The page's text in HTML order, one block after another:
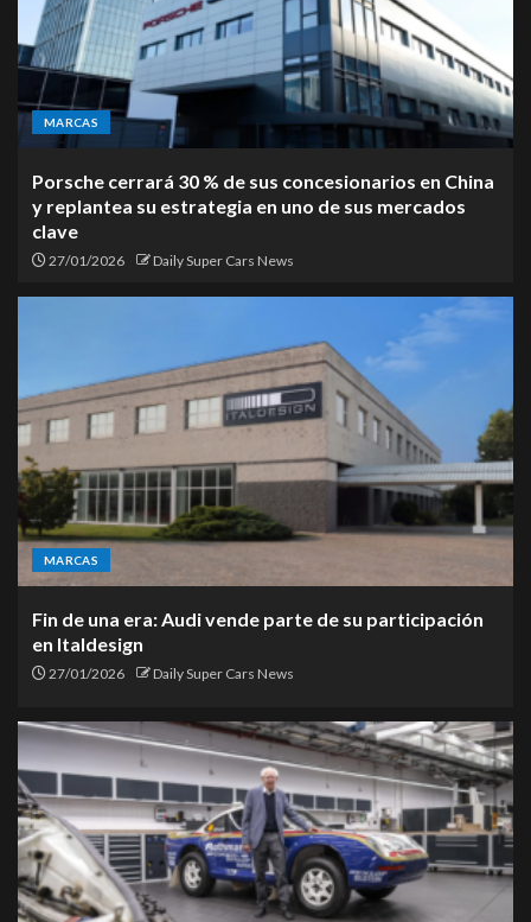
MARCAS
Porsche cerrará 30 % de sus concesionarios en China
y replantea su estrategia en uno de sus mercados
clave
27/01/2026 Daily Super Cars News
MARCAS
Fin de una era: Audi vende parte de su participación
en Italdesign
27/01/2026 Daily Super Cars News